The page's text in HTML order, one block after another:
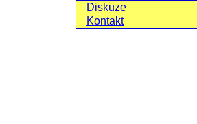
Diskuze
Kontakt